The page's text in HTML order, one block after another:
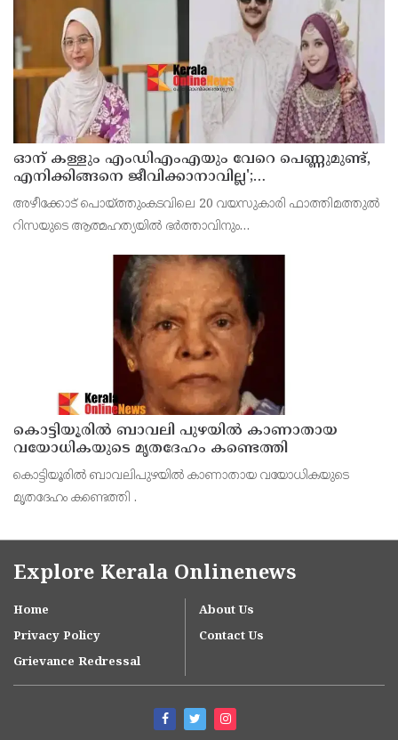
ഓന് കള്ളും എംഡിഎംഎയും വേറെ പെണ്ണുമുണ്ട്,
എനിക്കിങ്ങനെ ജീവിക്കാനാവില്ല';
പൊയ്ത്തുംകടവിൽജീവനൊടുക്കിയ റിസയുടെ
സുഹൃത്തിനയച്ച വാട്സ്ആപ്പ്ചാറ്റ് പുറത്ത് വന്നു
അഴീക്കോട് പൊയ്ത്തുംകടവിലെ 20 വയസുകാരി ഫാത്തിമത്തുൽ
റിസയുടെ ആത്മഹത്യയിൽ ഭർത്താവിനും
കൊട്ടിയൂരിൽ ബാവലി പുഴയിൽ കാണാതായ
വയോധികയുടെ മൃതദേഹം കണ്ടെത്തി
കൊട്ടിയൂരിൽ ബാവലിപുഴയിൽ കാണാതായ വയോധികയുടെ
മൃതദേഹം കണ്ടെത്തി .
Explore Kerala Onlinenews
Home
About Us
Privacy Policy
Contact Us
Grievance Redressal